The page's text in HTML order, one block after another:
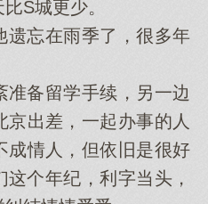
S城更少。
在雨季了，很多年
备留学手续，另一边
出差，一起办事的人
成情人，但依旧是很好
个年纪，利字当头，